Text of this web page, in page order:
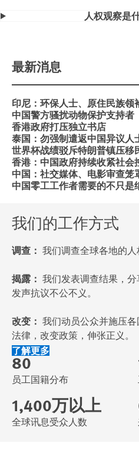
人权观察是
最新消息
印尼：环保人士、原住民族领
中国警方骚扰动物保护支持者
香港政府打压独立书店
泰国：勿强制遣返中国异议人
世界杯战绩驳斥特朗普镇压移
香港：中国政府持续收紧社会
中国：社交媒体、电影审查笼
中国零工工作者需要的不只是
我们的工作方式
调查： 我们调查全球各地的人
揭露： 我们发表调查结果，分
发声抗议不公不义。
改变： 我们动员公众并施压
法律，改变政策，伸张正义。
了解更多
80
员工国籍分布
1,400万以上
全球讯息受众人数